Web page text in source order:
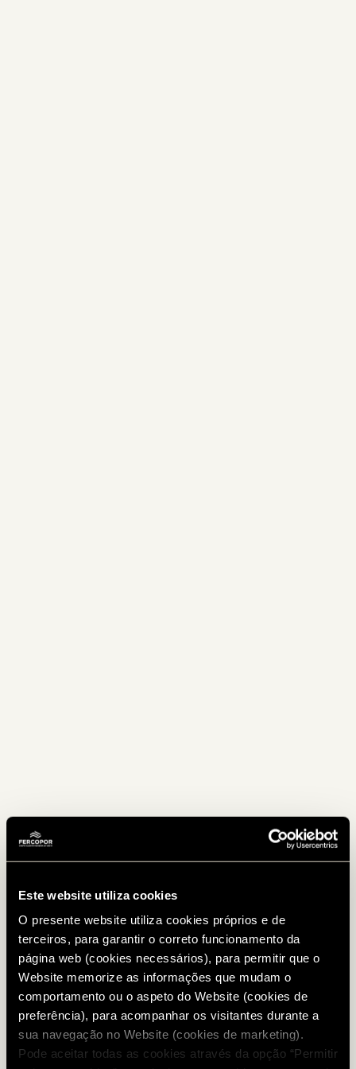
Este website utiliza cookies
O presente website utiliza cookies próprios e de
terceiros, para garantir o correto funcionamento da
página web (cookies necessários), para permitir que o
Website memorize as informações que mudam o
comportamento ou o aspeto do Website (cookies de
preferência), para acompanhar os visitantes durante a
sua navegação no Website (cookies de marketing).
Pode aceitar todas as cookies através da opção “Permitir